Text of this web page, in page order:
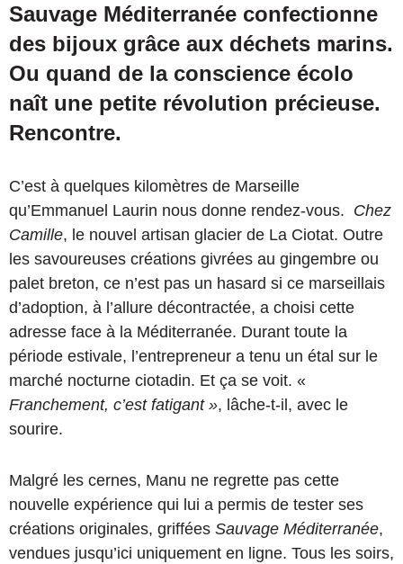
Sauvage Méditerranée confectionne
des bijoux grâce aux déchets marins.
Ou quand de la conscience écolo
naît une petite révolution précieuse.
Rencontre.
C’est à quelques kilomètres de Marseille
qu’Emmanuel Laurin nous donne rendez-vous. Chez
Camille, le nouvel artisan glacier de La Ciotat. Outre
les savoureuses créations givrées au gingembre ou
palet breton, ce n’est pas un hasard si ce marseillais
d’adoption, à l’allure décontractée, a choisi cette
adresse face à la Méditerranée. Durant toute la
période estivale, l’entrepreneur a tenu un étal sur le
marché nocturne ciotadin. Et ça se voit. «
Franchement, c’est fatigant », lâche-t-il, avec le
sourire.
Malgré les cernes, Manu ne regrette pas cette
nouvelle expérience qui lui a permis de tester ses
créations originales, griffées Sauvage Méditerranée,
vendues jusqu’ici uniquement en ligne. Tous les soirs,